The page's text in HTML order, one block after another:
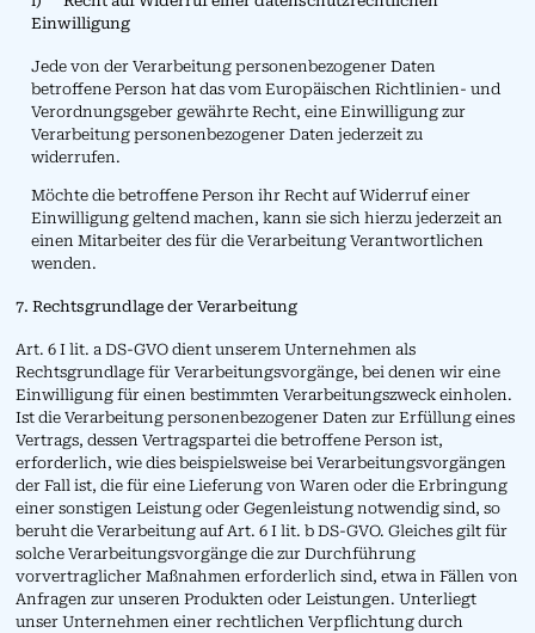
Einwilligung
Jede von der Verarbeitung personenbezogener Daten
betroffene Person hat das vom Europäischen Richtlinien- und
Verordnungsgeber gewährte Recht, eine Einwilligung zur
Verarbeitung personenbezogener Daten jederzeit zu
widerrufen.
Möchte die betroffene Person ihr Recht auf Widerruf einer
Einwilligung geltend machen, kann sie sich hierzu jederzeit an
einen Mitarbeiter des für die Verarbeitung Verantwortlichen
wenden.
7. Rechtsgrundlage der Verarbeitung
Art. 6 I lit. a DS-GVO dient unserem Unternehmen als
Rechtsgrundlage für Verarbeitungsvorgänge, bei denen wir eine
Einwilligung für einen bestimmten Verarbeitungszweck einholen.
Ist die Verarbeitung personenbezogener Daten zur Erfüllung eines
Vertrags, dessen Vertragspartei die betroffene Person ist,
erforderlich, wie dies beispielsweise bei Verarbeitungsvorgängen
der Fall ist, die für eine Lieferung von Waren oder die Erbringung
einer sonstigen Leistung oder Gegenleistung notwendig sind, so
beruht die Verarbeitung auf Art. 6 I lit. b DS-GVO. Gleiches gilt für
solche Verarbeitungsvorgänge die zur Durchführung
vorvertraglicher Maßnahmen erforderlich sind, etwa in Fällen von
Anfragen zur unseren Produkten oder Leistungen. Unterliegt
unser Unternehmen einer rechtlichen Verpflichtung durch